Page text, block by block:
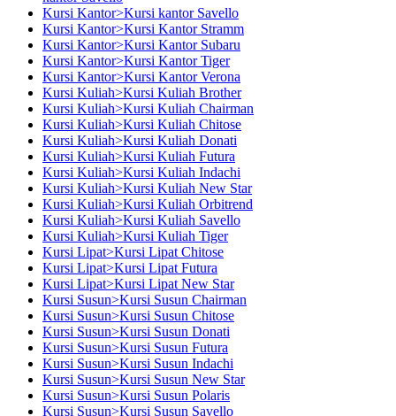
Kursi Kantor>Kursi kantor Savello
Kursi Kantor>Kursi Kantor Stramm
Kursi Kantor>Kursi Kantor Subaru
Kursi Kantor>Kursi Kantor Tiger
Kursi Kantor>Kursi Kantor Verona
Kursi Kuliah>Kursi Kuliah Brother
Kursi Kuliah>Kursi Kuliah Chairman
Kursi Kuliah>Kursi Kuliah Chitose
Kursi Kuliah>Kursi Kuliah Donati
Kursi Kuliah>Kursi Kuliah Futura
Kursi Kuliah>Kursi Kuliah Indachi
Kursi Kuliah>Kursi Kuliah New Star
Kursi Kuliah>Kursi Kuliah Orbitrend
Kursi Kuliah>Kursi Kuliah Savello
Kursi Kuliah>Kursi Kuliah Tiger
Kursi Lipat>Kursi Lipat Chitose
Kursi Lipat>Kursi Lipat Futura
Kursi Lipat>Kursi Lipat New Star
Kursi Susun>Kursi Susun Chairman
Kursi Susun>Kursi Susun Chitose
Kursi Susun>Kursi Susun Donati
Kursi Susun>Kursi Susun Futura
Kursi Susun>Kursi Susun Indachi
Kursi Susun>Kursi Susun New Star
Kursi Susun>Kursi Susun Polaris
Kursi Susun>Kursi Susun Savello